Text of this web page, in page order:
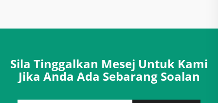
Sila Tinggalkan Mesej Untuk Kami
Jika Anda Ada Sebarang Soalan